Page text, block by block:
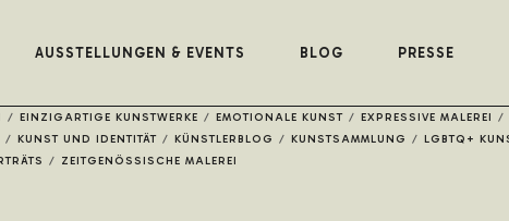
AUSSTELLUNGEN & EVENTS BLOG PRESSE
/ EINZIGARTIGE KUNSTWERKE / EMOTIONALE KUNST / EXPRESSIVE MALEREI /
/ KUNST UND IDENTITÄT / KÜNSTLERBLOG / KUNSTSAMMLUNG / LGBTQ+
/ ZEITGENÖSSISCHE MALEREI